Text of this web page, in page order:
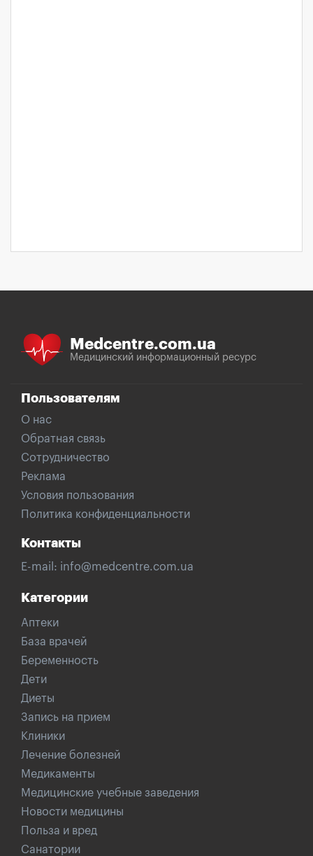
Medcentre.com.ua
Медицинский информационный ресурс
Пользователям
О нас
Обратная связь
Сотрудничество
Реклама
Условия пользования
Политика конфиденциальности
Контакты
E-mail: info@medcentre.com.ua
Категории
Аптеки
База врачей
Беременность
Дети
Диеты
Запись на прием
Клиники
Лечение болезней
Медикаменты
Медицинские учебные заведения
Новости медицины
Польза и вред
Санатории